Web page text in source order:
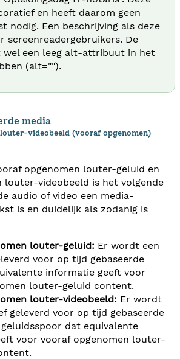
en heeft daarom geen
nodig. Een beschrijving als deze
screenreadergebruikers. De
wel een leeg alt-attribuut in het
(alt="").
media
videobeeld (vooraf opgenomen)
opgenomen louter-geluid en
louter-videobeeld is het volgende
audio of video een media-
is en duidelijk als zodanig is
louter-geluid: Er wordt een
voor op tijd gebaseerde
informatie geeft voor
louter-geluid content.
louter-videobeeld: Er wordt
geleverd voor op tijd gebaseerde
dat equivalente
voor vooraf opgenomen louter-